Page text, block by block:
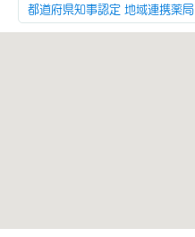
都道府県知事認定 地域連携薬局